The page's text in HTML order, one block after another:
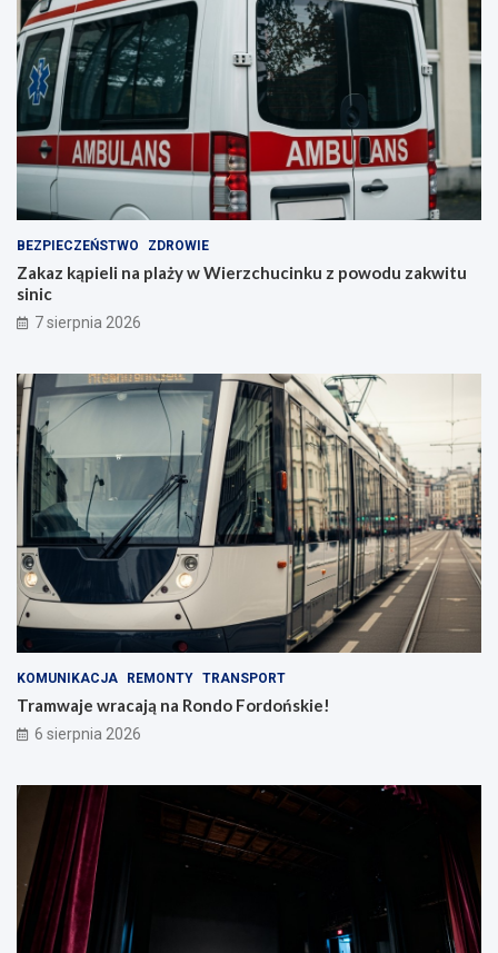
BEZPIECZEŃSTWO ZDROWIE
Zakaz kąpieli na plaży w Wierzchucinku z powodu zakwitu
sinic
7 sierpnia 2026
KOMUNIKACJA REMONTY TRANSPORT
Tramwaje wracają na Rondo Fordońskie!
6 sierpnia 2026